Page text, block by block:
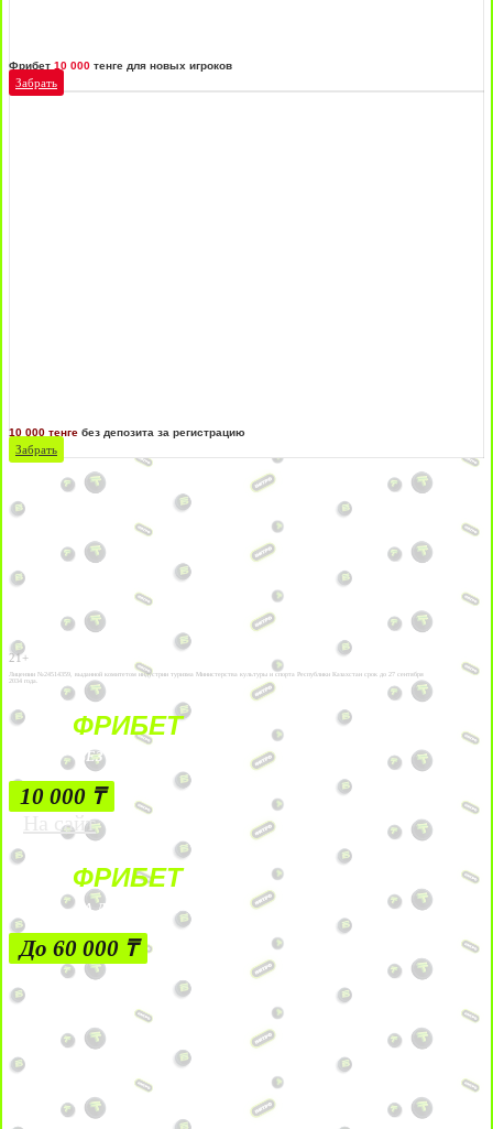
Фрибет 10 000 тенге для новых игроков
Забрать
10 000 тенге без депозита за регистрацию
Забрать
21+
Лицензии №24514359, выданной комитетом индустрии туризма Министерства культуры и спорта Республики Казахстан срок до 27 сентября
2034 года.
ФРИБЕТ
БЕЗ УСЛОВИЙ
10 000 ₸
На сайт
ФРИБЕТ
ЗА ДЕПОЗИТЫ
До 60 000 ₸